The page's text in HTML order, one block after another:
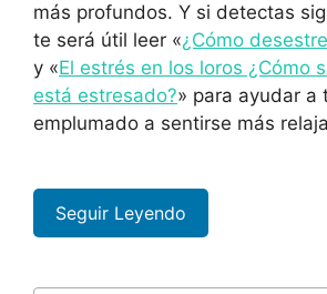
más profundos. Y si detectas
te será útil leer «¿Cómo
y «El estrés en los loros ¿Cómo
está estresado?» para ayudar a
emplumado a sentirse más
Seguir Leyendo